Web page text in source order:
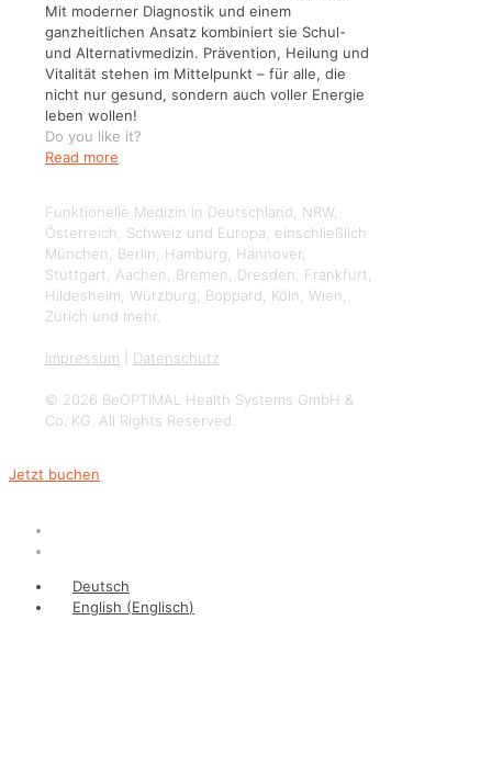
Mit moderner Diagnostik und einem
ganzheitlichen Ansatz kombiniert sie Schul-
und Alternativmedizin. Prävention, Heilung und
Vitalität stehen im Mittelpunkt – für alle, die
nicht nur gesund, sondern auch voller Energie
leben wollen!
Do you like it?
Read more
Funktionelle Medizin in Deutschland, NRW,
Österreich, Schweiz und Europa, einschließlich
München, Berlin, Hamburg, Hannover,
Stuttgart, Aachen, Bremen, Dresden, Frankfurt,
Hildesheim, Würzburg, Boppard, Köln, Wien,
Zürich und mehr.
Impressum Datenschutz
© 2026 BeOPTIMAL Health Systems GmbH &
Co. KG. All Rights Reserved.
Jetzt buchen
Deutsch
English (Englisch)